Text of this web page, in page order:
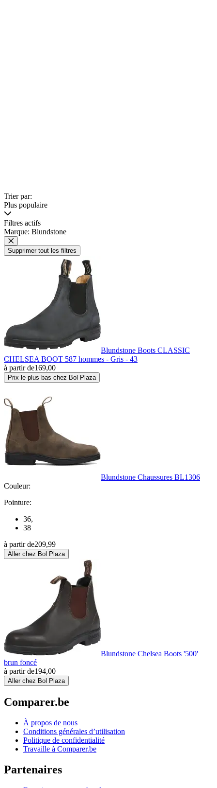
Trier par:
Plus populaire
Filtres actifs
Marque: Blundstone
Supprimer tout les filtres
Blundstone Boots CLASSIC
CHELSEA BOOT 587 hommes - Gris - 43
à partir de169,00
Prix le plus bas chez Bol Plaza
Blundstone Chaussures BL1306
Couleur:
Pointure:
36,
38
à partir de209,99
Aller chez Bol Plaza
Blundstone Chelsea Boots '500'
brun foncé
à partir de194,00
Aller chez Bol Plaza
Comparer.be
À propos de nous
Conditions générales d’utilisation
Politique de confidentialité
Travaille à Comparer.be
Partenaires